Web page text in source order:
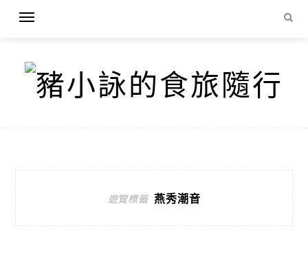
遊覽標籤 燕秀潮音